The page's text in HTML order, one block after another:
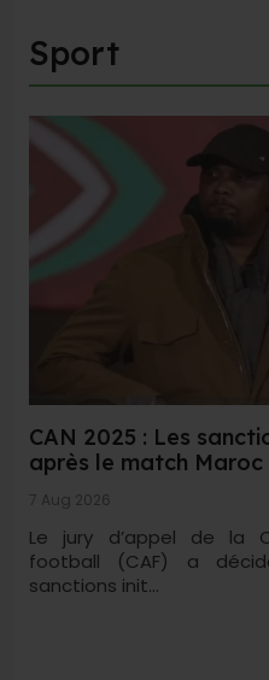
Sport
CAN 2025 : Les
après le match Maroc
7 Aug 2026
Le jury d’appel de la
football (CAF) a
sanctions init...